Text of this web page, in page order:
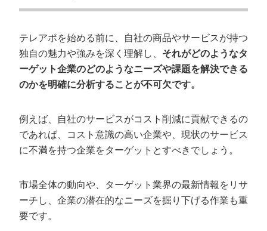
テレアポを始める前に、自社の商品やサービスが持つ
独自の魅力や強みを深く理解し、 それがどのようなタ
ーゲット企業のどのようなニーズや課題を解決できる
のかを明確に分析することが不可欠です。
例えば、自社のサービスがコスト削減に貢献できるの
であれば、コスト意識の高い企業や、現状のサービス
に不満を持つ企業をターゲットとすべきでしょう。
市場全体の動向や、ターゲット業界の最新情報をリサ
ーチし、企業の潜在的なニーズを掘り下げる作業も重
要です。